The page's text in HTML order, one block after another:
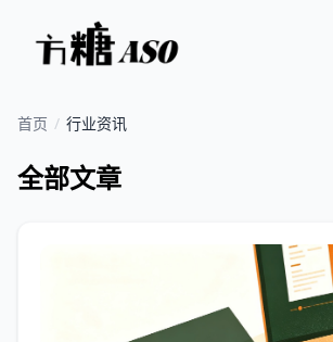
首页 / 行业资讯
全部文章